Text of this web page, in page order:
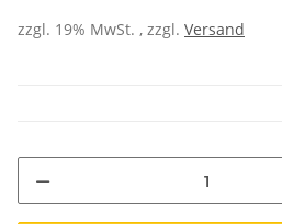
zzgl. 19% MwSt. , zzgl. Versand